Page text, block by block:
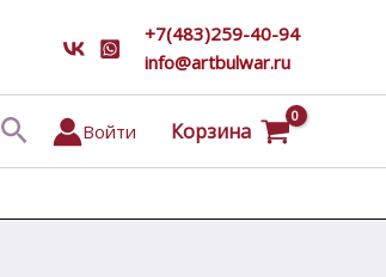
+7(483)259-40-94
info@artbulwar.ru
ПоискВойти Корзина